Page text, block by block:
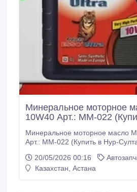
Минеральное моторное
10W40 Арт.: MM-022
Минеральное моторное масло
Арт.: MM-022 (Купить в Нур-
бренд Esso присоединяется к
моторных масел Mobil. Новый
20/05/2026 00:16
Казахстан, Астана